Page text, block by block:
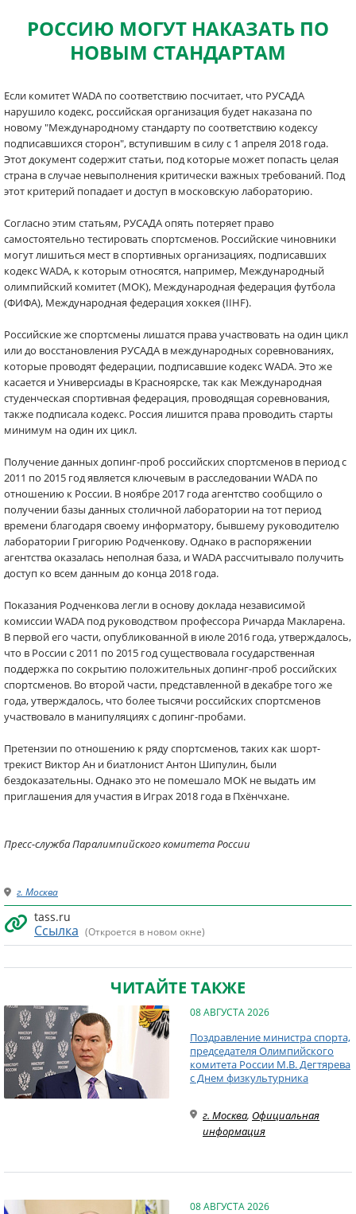
РОССИЮ МОГУТ НАКАЗАТЬ ПО
НОВЫМ СТАНДАРТАМ
Если комитет WADA по соответствию посчитает, что РУСАДА
нарушило кодекс, российская организация будет наказана по
новому "Международному стандарту по соответствию кодексу
подписавшихся сторон", вступившим в силу с 1 апреля 2018 года.
Этот документ содержит статьи, под которые может попасть целая
страна в случае невыполнения критически важных требований. Под
этот критерий попадает и доступ в московскую лабораторию.
Согласно этим статьям, РУСАДА опять потеряет право
самостоятельно тестировать спортсменов. Российские чиновники
могут лишиться мест в спортивных организациях, подписавших
кодекс WADA, к которым относятся, например, Международный
олимпийский комитет (МОК), Международная федерация футбола
(ФИФА), Международная федерация хоккея (IIHF).
Российские же спортсмены лишатся права участвовать на один цикл
или до восстановления РУСАДА в международных соревнованиях,
которые проводят федерации, подписавшие кодекс WADA. Это же
касается и Универсиады в Красноярске, так как Международная
студенческая спортивная федерация, проводящая соревнования,
также подписала кодекс. Россия лишится права проводить старты
минимум на один их цикл.
Получение данных допинг-проб российских спортсменов в период с
2011 по 2015 год является ключевым в расследовании WADA по
отношению к России. В ноябре 2017 года агентство сообщило о
получении базы данных столичной лаборатории на тот период
времени благодаря своему информатору, бывшему руководителю
лаборатории Григорию Родченкову. Однако в распоряжении
агентства оказалась неполная база, и WADA рассчитывало получить
доступ ко всем данным до конца 2018 года.
Показания Родченкова легли в основу доклада независимой
комиссии WADA под руководством профессора Ричарда Макларена.
В первой его части, опубликованной в июле 2016 года, утверждалось,
что в России с 2011 по 2015 год существовала государственная
поддержка по сокрытию положительных допинг-проб российских
спортсменов. Во второй части, представленной в декабре того же
года, утверждалось, что более тысячи российских спортсменов
участвовало в манипуляциях с допинг-пробами.
Претензии по отношению к ряду спортсменов, таких как шорт-
трекист Виктор Ан и биатлонист Антон Шипулин, были
бездоказательны. Однако это не помешало МОК не выдать им
приглашения для участия в Играх 2018 года в Пхёнчхане.
Пресс-служба Паралимпийского комитета России
г. Москва
tass.ru
Ссылка (Откроется в новом окне)
ЧИТАЙТЕ ТАКЖЕ
08 АВГУСТА 2026
Поздравление министра спорта,
председателя Олимпийского
комитета России М.В. Дегтярева
с Днем физкультурника
г. Москва, Официальная
информация
08 АВГУСТА 2026